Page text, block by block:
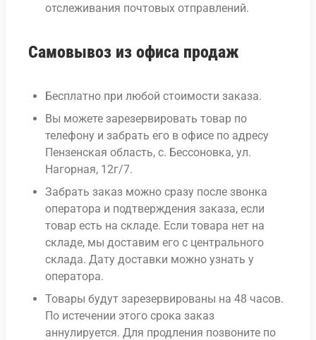
отслеживания почтовых отправлений.
Самовывоз из офиса продаж
Бесплатно при любой стоимости заказа.
Вы можете зарезервировать товар по
телефону и забрать его в офисе по адресу
Пензенская область, с. Бессоновка, ул.
Нагорная, 12г/7.
Забрать заказ можно сразу после звонка
оператора и подтверждения заказа, если
товар есть на складе. Если товара нет на
складе, мы доставим его с центрального
склада. Дату доставки можно узнать у
оператора.
Товары будут зарезервированы на 48 часов.
По истечении этого срока заказ
аннулируется. Для продления позвоните по